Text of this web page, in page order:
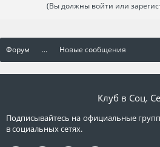
(Вы должны войти или
Форум ... Новые сообщения
Клуб в Соц.
Подписывайтесь на официальные
в социальных сетях.